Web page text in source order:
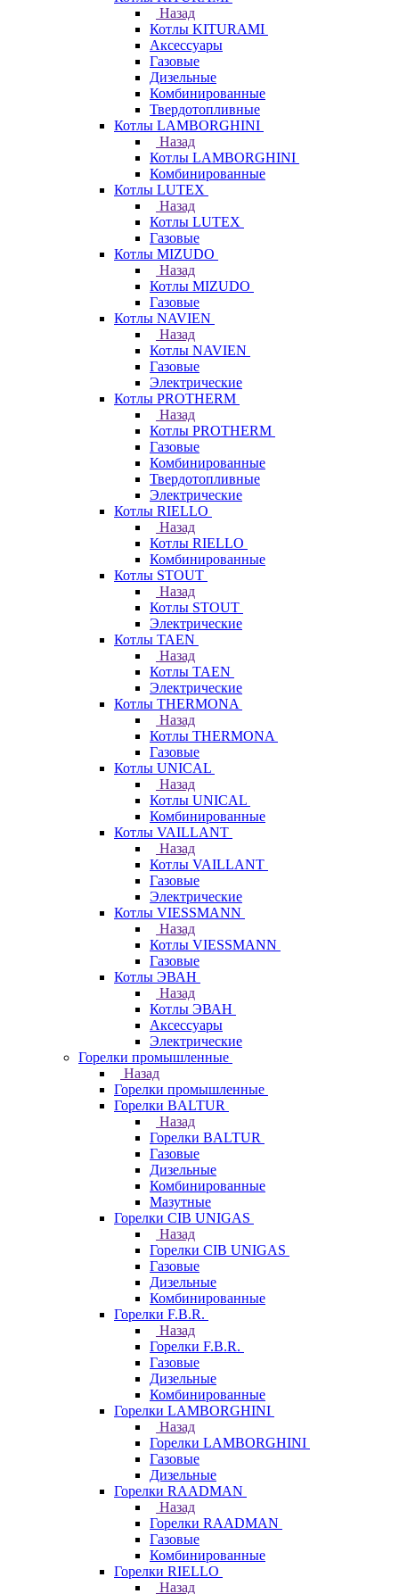
Назад
Котлы KITURAMI
Аксессуары
Газовые
Дизельные
Комбинированные
Твердотопливные
Котлы LAMBORGHINI
Назад
Котлы LAMBORGHINI
Комбинированные
Котлы LUTEX
Назад
Котлы LUTEX
Газовые
Котлы MIZUDO
Назад
Котлы MIZUDO
Газовые
Котлы NAVIEN
Назад
Котлы NAVIEN
Газовые
Электрические
Котлы PROTHERM
Назад
Котлы PROTHERM
Газовые
Комбинированные
Твердотопливные
Электрические
Котлы RIELLO
Назад
Котлы RIELLO
Комбинированные
Котлы STOUT
Назад
Котлы STOUT
Электрические
Котлы TAEN
Назад
Котлы TAEN
Электрические
Котлы THERMONA
Назад
Котлы THERMONA
Газовые
Котлы UNICAL
Назад
Котлы UNICAL
Комбинированные
Котлы VAILLANT
Назад
Котлы VAILLANT
Газовые
Электрические
Котлы VIESSMANN
Назад
Котлы VIESSMANN
Газовые
Котлы ЭВАН
Назад
Котлы ЭВАН
Аксессуары
Электрические
Горелки промышленные
Назад
Горелки промышленные
Горелки BALTUR
Назад
Горелки BALTUR
Газовые
Дизельные
Комбинированные
Мазутные
Горелки CIB UNIGAS
Назад
Горелки CIB UNIGAS
Газовые
Дизельные
Комбинированные
Горелки F.B.R.
Назад
Горелки F.B.R.
Газовые
Дизельные
Комбинированные
Горелки LAMBORGHINI
Назад
Горелки LAMBORGHINI
Газовые
Дизельные
Горелки RAADMAN
Назад
Горелки RAADMAN
Газовые
Комбинированные
Горелки RIELLO
Назад